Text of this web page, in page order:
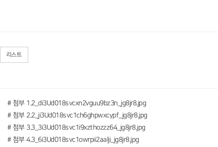
리스트
# 첨부 1.2_di3Ud018svcxn2vguu9bz3n_jg8jr8.jpg
# 첨부 2.2_ji3Ud018svc1ch6ghpwxcypf_jg8jr8.jpg
# 첨부 3.3_3i3Ud018svc1i9xzthozzz64_jg8jr8.jpg
# 첨부 4.3_6i3Ud018svc1owrpii2aalji_jg8jr8.jpg